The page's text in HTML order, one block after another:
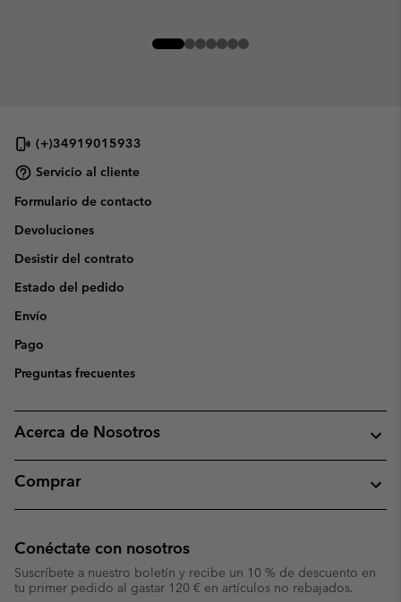
(+)34919015933
Servicio al cliente
Formulario de contacto
Devoluciones
Desistir del contrato
Estado del pedido
Envío
Pago
Preguntas frecuentes
Acerca de Nosotros
Comprar
Conéctate con nosotros
Suscríbete a nuestro boletín y recibe un 10 % de descuento en
tu primer pedido al gastar 120 € en artículos no rebajados.